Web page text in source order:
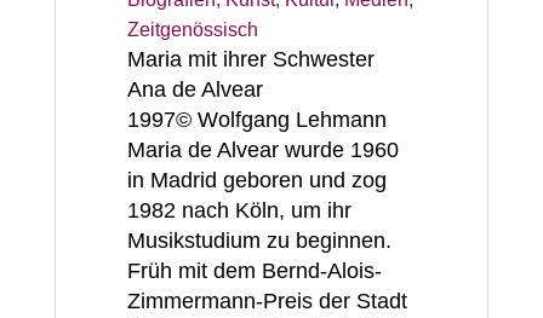
Zeitgenössisch
Maria mit ihrer Schwester
Ana de Alvear
1997© Wolfgang Lehmann
Maria de Alvear wurde 1960
in Madrid geboren und zog
1982 nach Köln, um ihr
Musikstudium zu beginnen.
Früh mit dem Bernd-Alois-
Zimmermann-Preis der Stadt